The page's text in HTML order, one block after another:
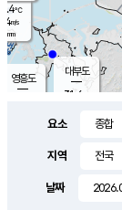
℃
m/s
mm
영흥도
대부도
31.6
요소
지역
날짜